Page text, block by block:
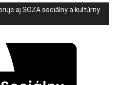
aj SOZA sociálny a kultúrny